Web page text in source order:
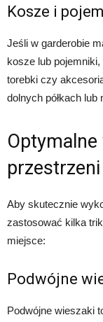
Kosze i
Jeśli w garderobie
kosze lub
torebki czy
dolnych półkach lub
przestrzeni
Aby skutecznie
zastosować kilka
miejsce:
Podwójne
Podwójne wieszaki